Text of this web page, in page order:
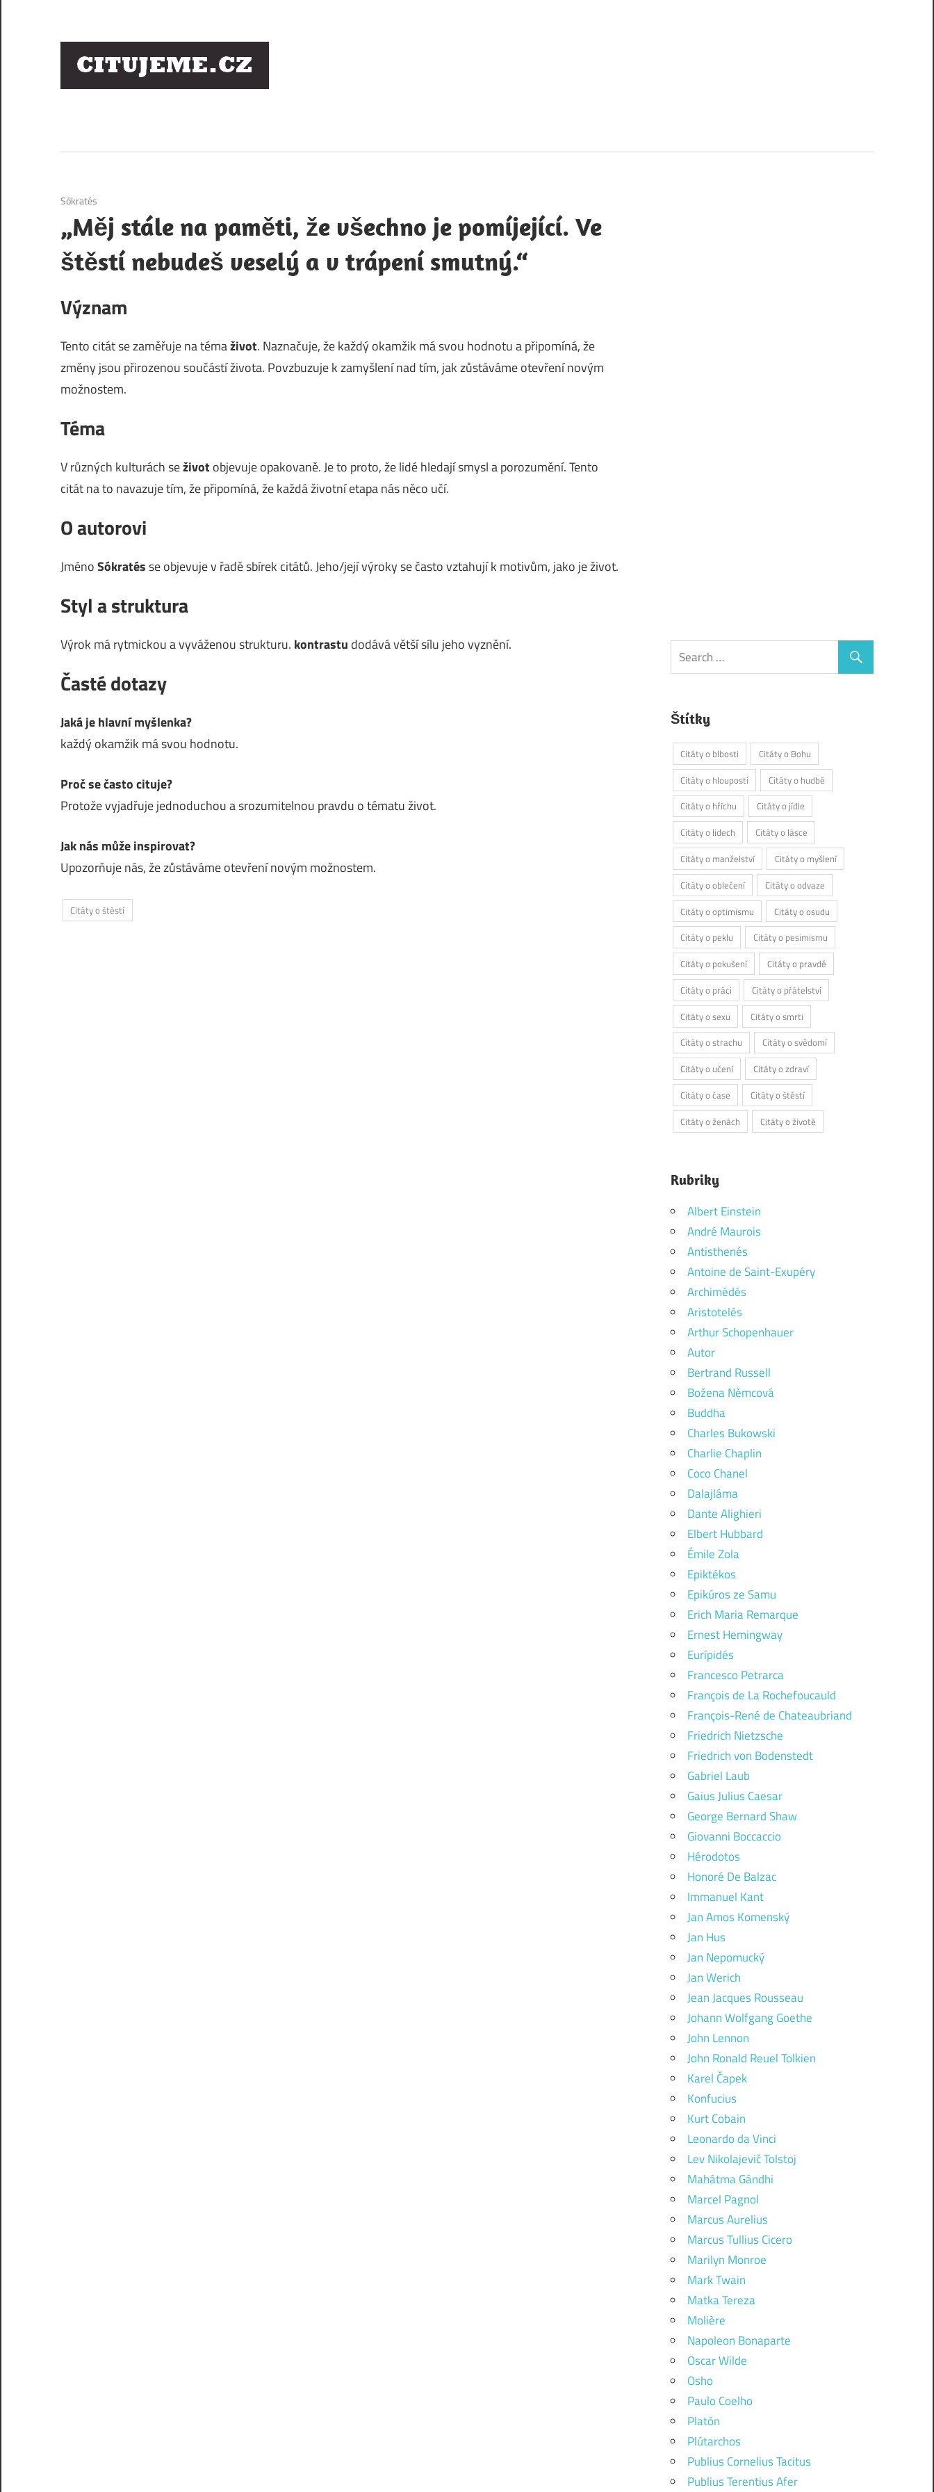
osobností
1. 12. 2020
Sókratés
„Měj stále na paměti, že všechno je pomíjející. Ve
štěstí nebudeš veselý a v trápení smutný.“
Význam
Tento citát se zaměřuje na témaživot. Naznačuje, že každý okamžik má svou hodnotu a připomíná, že
změny jsou přirozenou součástí života. Povzbuzuje k zamyšlení nad tím, jak zůstáváme otevření novým
možnostem.
Téma
V různých kulturách seživot objevuje opakovaně. Je to proto, že lidé hledají smysl a porozumění. Tento
citát na to navazuje tím, že připomíná, že každá životní etapa nás něco učí.
O autorovi
JménoSókratésse objevuje v řadě sbírek citátů. Jeho/její výroky se často vztahují k motivům, jako je život.
Styl a struktura
Výrok má rytmickou a vyváženou strukturu. kontrastu dodává větší sílu jeho vyznění.
Časté dotazy
Jaká je hlavní myšlenka?
každý okamžik má svou hodnotu.
Proč se často cituje?
Protože vyjadřuje jednoduchou a srozumitelnou pravdu o tématu život.
Jak nás může inspirovat?
Upozorňuje nás, že zůstáváme otevření novým možnostem.
Citáty o štěstí
Štítky
Citáty o blbosti
Citáty o Bohu
Citáty o hlouposti
Citáty o hudbě
Citáty o hříchu
Citáty o jídle
Citáty o lidech
Citáty o lásce
Citáty o manželství
Citáty o myšlení
Citáty o oblečení
Citáty o odvaze
Citáty o optimismu
Citáty o osudu
Citáty o peklu
Citáty o pesimismu
Citáty o pokušení
Citáty o pravdě
Citáty o práci
Citáty o přátelství
Citáty o sexu
Citáty o smrti
Citáty o strachu
Citáty o svědomí
Citáty o učení
Citáty o zdraví
Citáty o čase
Citáty o štěstí
Citáty o ženách
Citáty o životě
Rubriky
Albert Einstein
André Maurois
Antisthenés
Antoine de Saint-Exupéry
Archimédés
Aristotelés
Arthur Schopenhauer
Autor
Bertrand Russell
Božena Němcová
Buddha
Charles Bukowski
Charlie Chaplin
Coco Chanel
Dalajláma
Dante Alighieri
Elbert Hubbard
Émile Zola
Epiktékos
Epikúros ze Samu
Erich Maria Remarque
Ernest Hemingway
Eurípidés
Francesco Petrarca
François de La Rochefoucauld
François-René de Chateaubriand
Friedrich Nietzsche
Friedrich von Bodenstedt
Gabriel Laub
Gaius Julius Caesar
George Bernard Shaw
Giovanni Boccaccio
Hérodotos
Honoré De Balzac
Immanuel Kant
Jan Amos Komenský
Jan Hus
Jan Nepomucký
Jan Werich
Jean Jacques Rousseau
Johann Wolfgang Goethe
John Lennon
John Ronald Reuel Tolkien
Karel Čapek
Konfucius
Kurt Cobain
Leonardo da Vinci
Lev Nikolajevič Tolstoj
Mahátma Gándhi
Marcel Pagnol
Marcus Aurelius
Marcus Tullius Cicero
Marilyn Monroe
Mark Twain
Matka Tereza
Molière
Napoleon Bonaparte
Oscar Wilde
Osho
Paulo Coelho
Platón
Plútarchos
Publius Cornelius Tacitus
Publius Terentius Afer